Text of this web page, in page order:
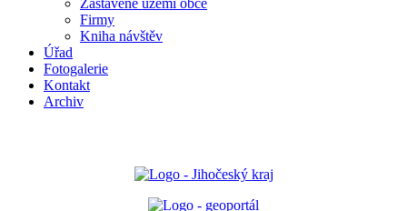
Zastavěné území obce
Firmy
Kniha návštěv
Úřad
Fotogalerie
Kontakt
Archiv